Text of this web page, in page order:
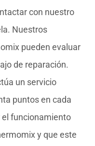
con nuestro
Nuestros
pueden evaluar
de reparación.
un servicio
puntos en cada
funcionamiento
y que este